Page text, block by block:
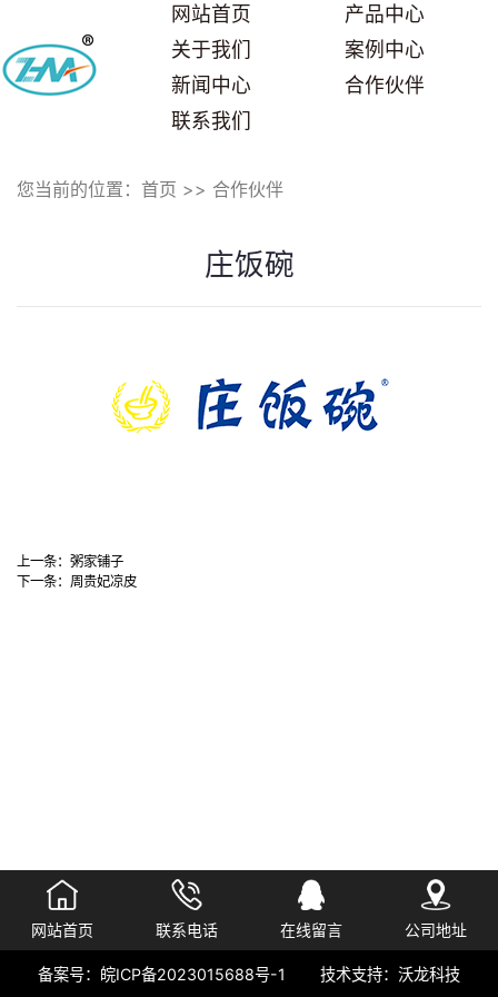
网站首页
产品中心
关于我们
案例中心
新闻中心
合作伙伴
联系我们
您当前的位置： 首页 >> 合作伙伴
庄饭碗
上一条： 粥家铺子
下一条： 周贵妃凉皮
网站首页 联系电话 在线留言 公司地址
备案号： 皖ICP备2023015688号-1 技术支持：沃龙科技